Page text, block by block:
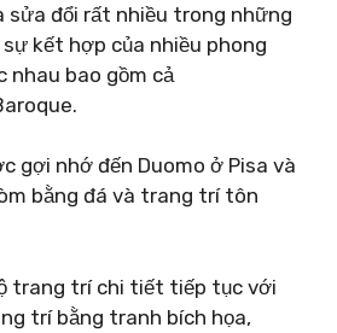
sửa đổi rất nhiều trong những
kết hợp của nhiều phong
nhau bao gồm cả
gợi nhớ đến Duomo ở Pisa và
bằng đá và trang trí tôn
trang trí chi tiết tiếp tục với
trí bằng tranh bích họa,